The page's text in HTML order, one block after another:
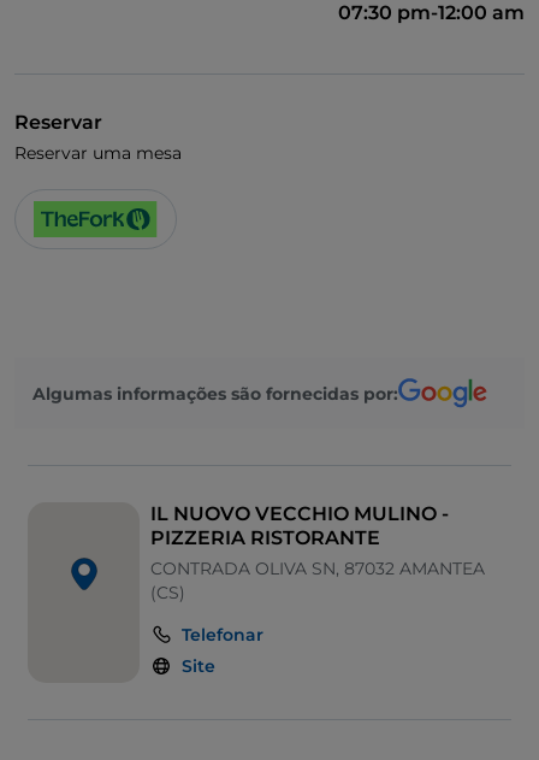
07:30 pm-12:00 am
Reservar
Reservar uma mesa
Algumas informações são fornecidas por:
IL NUOVO VECCHIO MULINO -
PIZZERIA RISTORANTE
CONTRADA OLIVA SN, 87032 AMANTEA
(CS)
Telefonar
Site